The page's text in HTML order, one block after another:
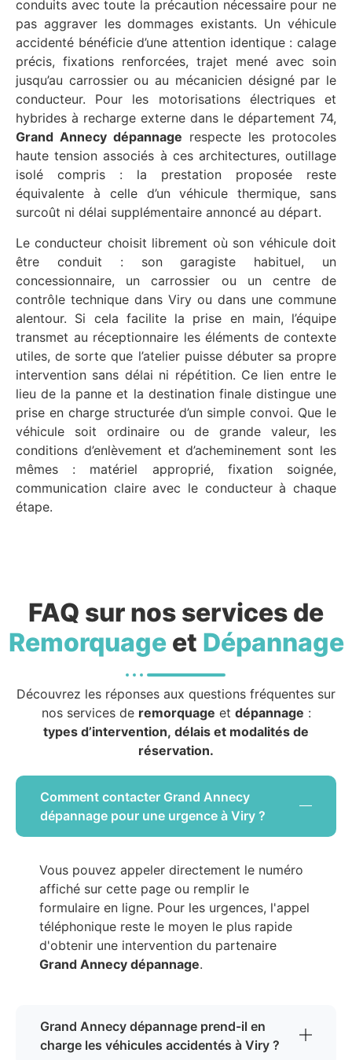
conduits avec toute la précaution nécessaire pour ne
pas aggraver les dommages existants. Un véhicule
accidenté bénéficie d’une attention identique : calage
précis, fixations renforcées, trajet mené avec soin
jusqu’au carrossier ou au mécanicien désigné par le
conducteur. Pour les motorisations électriques et
hybrides à recharge externe dans le département 74,
Grand Annecy dépannage respecte les protocoles
haute tension associés à ces architectures, outillage
isolé compris : la prestation proposée reste
équivalente à celle d’un véhicule thermique, sans
surcoût ni délai supplémentaire annoncé au départ.
Le conducteur choisit librement où son véhicule doit
être conduit : son garagiste habituel, un
concessionnaire, un carrossier ou un centre de
contrôle technique dans Viry ou dans une commune
alentour. Si cela facilite la prise en main, l’équipe
transmet au réceptionnaire les éléments de contexte
utiles, de sorte que l’atelier puisse débuter sa propre
intervention sans délai ni répétition. Ce lien entre le
lieu de la panne et la destination finale distingue une
prise en charge structurée d’un simple convoi. Que le
véhicule soit ordinaire ou de grande valeur, les
conditions d’enlèvement et d’acheminement sont les
mêmes : matériel approprié, fixation soignée,
communication claire avec le conducteur à chaque
étape.
FAQ sur nos services de
Remorquageet Dépannage
Découvrez les réponses aux questions fréquentes sur
nos services de remorquage et dépannage :
types d’intervention, délais et modalités de
réservation.
Comment contacter Grand Annecy
dépannage pour une urgence à Viry ?
Vous pouvez appeler directement le numéro
affiché sur cette page ou remplir le
formulaire en ligne. Pour les urgences, l'appel
téléphonique reste le moyen le plus rapide
d'obtenir une intervention du partenaire
Grand Annecy dépannage.
Grand Annecy dépannage prend-il en
charge les véhicules accidentés à Viry ?